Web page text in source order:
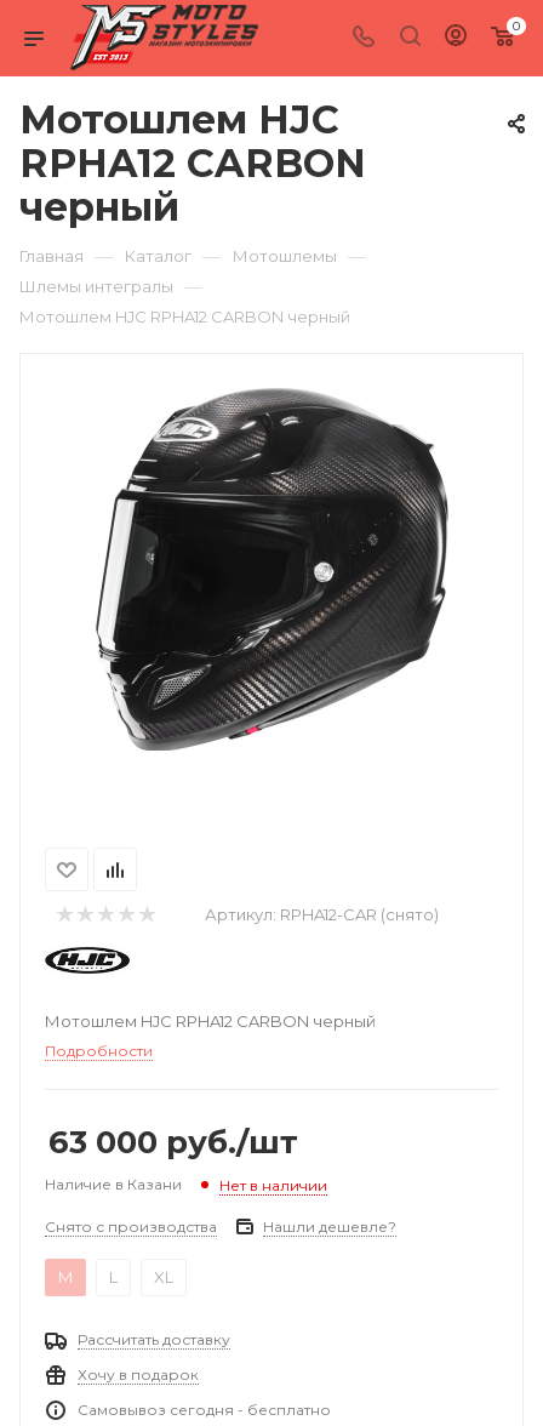
0
Мотошлем HJC
RPHA12 CARBON
черный
Главная — Каталог — Мотошлемы —
Шлемы интегралы —
Мотошлем HJC RPHA12 CARBON черный
Артикул: RPHA12-CAR (снято)
Мотошлем HJC RPHA12 CARBON черный
Подробности
63 000 руб./шт
Наличие в Казани Нет в наличии
Снято с производства Нашли дешевле?
M L XL
Рассчитать доставку
Хочу в подарок
Самовывоз сегодня - бесплатно